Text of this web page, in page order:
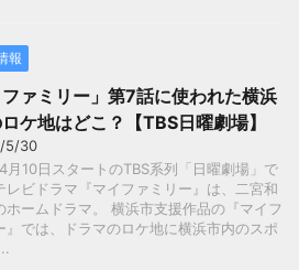
報
ファミリー」第7話に使われた横浜
ケ地はどこ？【TBS日曜劇場】
5/30
月10日スタートのTBS系列「日曜劇場」で
レビドラマ『マイファミリー』は、二宮和
ホームドラマ。 横浜市支援作品の『マイフ
』では、ドラマのロケ地に横浜市内のスポ